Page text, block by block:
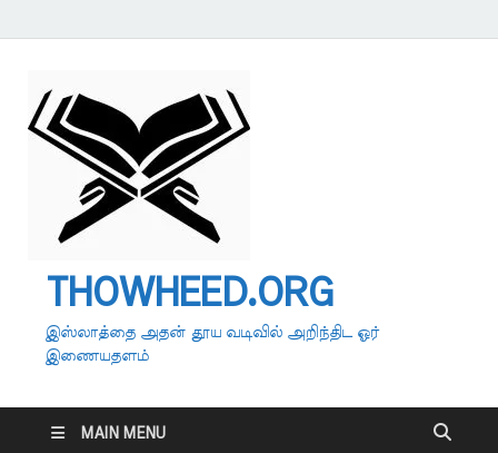
THOWHEED.ORG
இஸ்லாத்தை அதன் தூய வடிவில் அறிந்திட ஓர்
இணையதளம்
MAIN MENU